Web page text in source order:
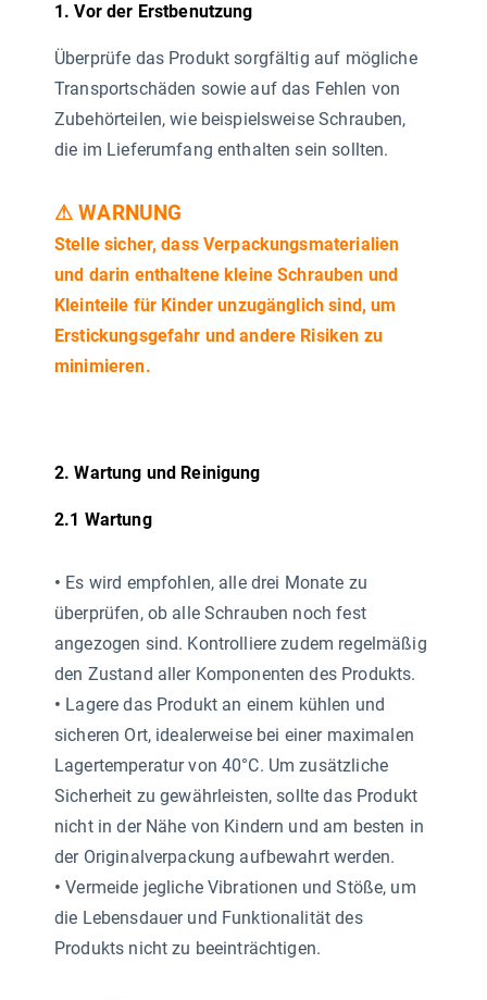
1. Vor der Erstbenutzung
Überprüfe das Produkt sorgfältig auf mögliche
Transportschäden sowie auf das Fehlen von
Zubehörteilen, wie beispielsweise Schrauben,
die im Lieferumfang enthalten sein sollten.
⚠ WARNUNG
Stelle sicher, dass Verpackungsmaterialien
und darin enthaltene kleine Schrauben und
Kleinteile für Kinder unzugänglich sind, um
Erstickungsgefahr und andere Risiken zu
minimieren.
2. Wartung und Reinigung
2.1 Wartung
• Es wird empfohlen, alle drei Monate zu
überprüfen, ob alle Schrauben noch fest
angezogen sind. Kontrolliere zudem regelmäßig
den Zustand aller Komponenten des Produkts.
• Lagere das Produkt an einem kühlen und
sicheren Ort, idealerweise bei einer maximalen
Lagertemperatur von 40°C. Um zusätzliche
Sicherheit zu gewährleisten, sollte das Produkt
nicht in der Nähe von Kindern und am besten in
der Originalverpackung aufbewahrt werden.
• Vermeide jegliche Vibrationen und Stöße, um
die Lebensdauer und Funktionalität des
Produkts nicht zu beeinträchtigen.